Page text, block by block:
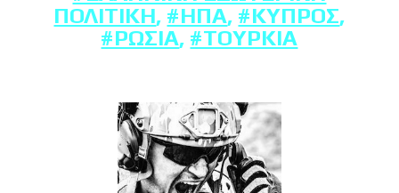
ΠΟΛΙΤΙΚΉ, #ΗΠΑ, #ΚΎΠΡΟΣ,
#ΡΩΣΊΑ, #ΤΟΥΡΚΊΑ